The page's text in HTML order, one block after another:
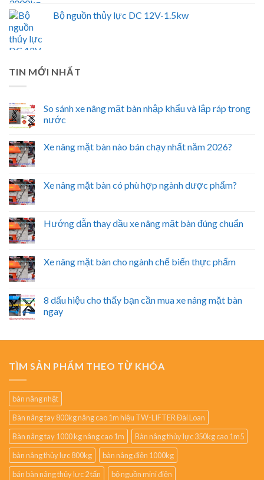
Bộ nguồn thủy lực DC 12V-1.5kw
TIN MỚI NHẤT
So sánh xe nâng mặt bàn nhập khẩu và lắp ráp trong
nước
Xe nâng mặt bàn nào bán chạy nhất năm 2026?
Xe nâng mặt bàn có phù hợp ngành dược phẩm?
Hướng dẫn thay dầu xe nâng mặt bàn đúng chuẩn
Xe nâng mặt bàn cho ngành chế biến thực phẩm
8 dấu hiệu cho thấy bạn cần mua xe nâng mặt bàn
ngay
TÌM SẢN PHẨM THEO TỪ KHÓA
bàn nâng nhật
Bàn nâng tay 800kg nâng cao 1m hiệu TW-LIFTER Đài Loan
Bàn nâng tay 1000 kg nâng cao 1m
Bàn nâng thủy lực 350kg cao 1m5
bàn nâng thủy lực 800kg
bàn nâng điện 1000kg
bán bàn nâng thủy lực 2 tấn
bộ nguồn mini điện